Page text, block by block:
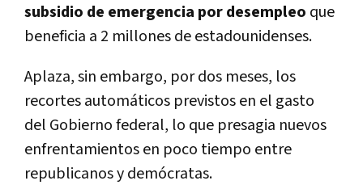
subsidio de emergencia por desempleo que
beneficia a 2 millones de estadounidenses.
Aplaza, sin embargo, por dos meses, los
recortes automáticos previstos en el gasto
del Gobierno federal, lo que presagia nuevos
enfrentamientos en poco tiempo entre
republicanos y demócratas.